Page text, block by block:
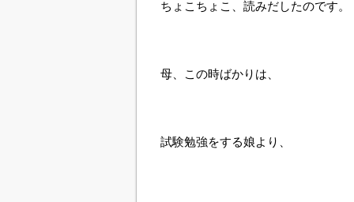
ちょこちょこ、読みだしたのです。
母、この時ばかりは、
試験勉強をする娘より、